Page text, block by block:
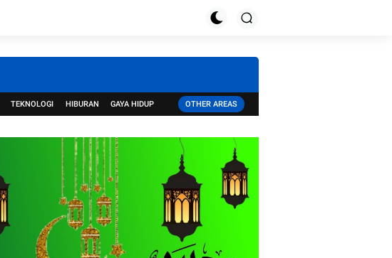
TEKNOLOGI HIBURAN GAYA HIDUP OTHER AREAS